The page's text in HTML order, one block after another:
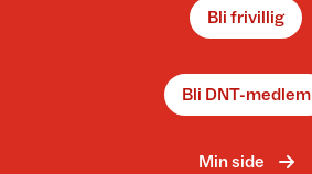
Bli frivillig
Bli DNT-medlem
Min side